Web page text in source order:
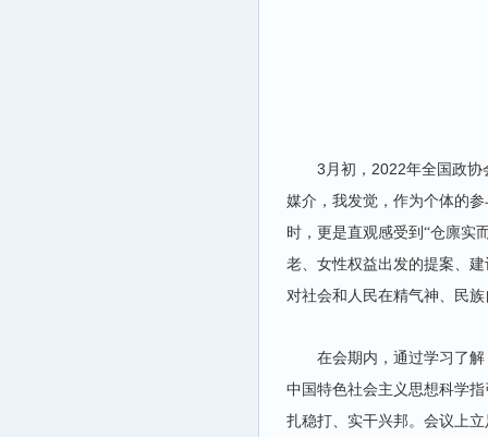
3 月初， 2022年全国政协
媒介，我发觉，作为个体的
时，更是直观感受到“仓廪实
老、女性权益出发的提案、
对社会和人民在精气神、民
在会期内，通过学习了
中国特色社会主义思想科学
扎稳打、实干兴邦。会议上